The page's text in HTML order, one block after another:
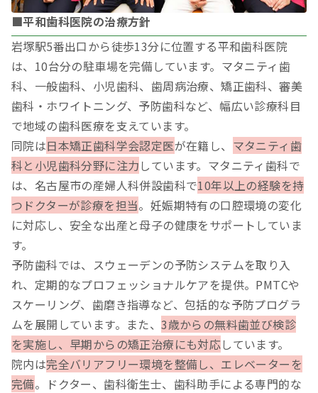
■平和歯科医院の治療方針
岩塚駅5番出口から徒歩13分に位置する平和歯科医院
は、10台分の駐車場を完備しています。マタニティ歯
科、一般歯科、小児歯科、歯周病治療、矯正歯科、審美
歯科・ホワイトニング、予防歯科など、幅広い診療科目
で地域の歯科医療を支えています。
同院は日本矯正歯科学会認定医が在籍し、 マタニティ歯
科と小児歯科分野に注力 しています。マタニティ歯科で
は、名古屋市の産婦人科併設歯科で10年以上の経験を持
つドクターが診療を担当。妊娠期特有の口腔環境の変化
に対応し、安全な出産と母子の健康をサポートしていま
す。
予防歯科では、スウェーデンの予防システムを取り入
れ、定期的なプロフェッショナルケアを提供。PMTCや
スケーリング、歯磨き指導など、包括的な予防プログラ
ムを展開しています。また、3歳からの無料歯並び検診
を実施し、早期からの矯正治療にも対応しています。
院内は完全バリアフリー環境を整備し、エレベーターを
完備。ドクター、歯科衛生士、歯科助手による専門的な